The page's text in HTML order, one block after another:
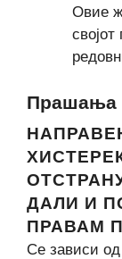
Овие
Прашања
ДАЛИ И
ПРАВАМ
Се зависи од